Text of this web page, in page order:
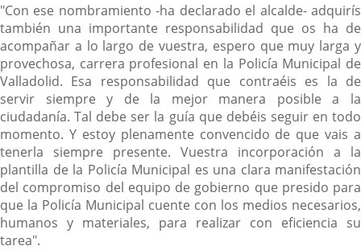
"Con ese nombramiento -ha declarado el alcalde- adquirís
también una importante responsabilidad que os ha de
acompañar a lo largo de vuestra, espero que muy larga y
provechosa, carrera profesional en la Policía Municipal de
Valladolid. Esa responsabilidad que contraéis es la de
servir siempre y de la mejor manera posible a la
ciudadanía. Tal debe ser la guía que debéis seguir en todo
momento. Y estoy plenamente convencido de que vais a
tenerla siempre presente. Vuestra incorporación a la
plantilla de la Policía Municipal es una clara manifestación
del compromiso del equipo de gobierno que presido para
que la Policía Municipal cuente con los medios necesarios,
humanos y materiales, para realizar con eficiencia su
tarea".